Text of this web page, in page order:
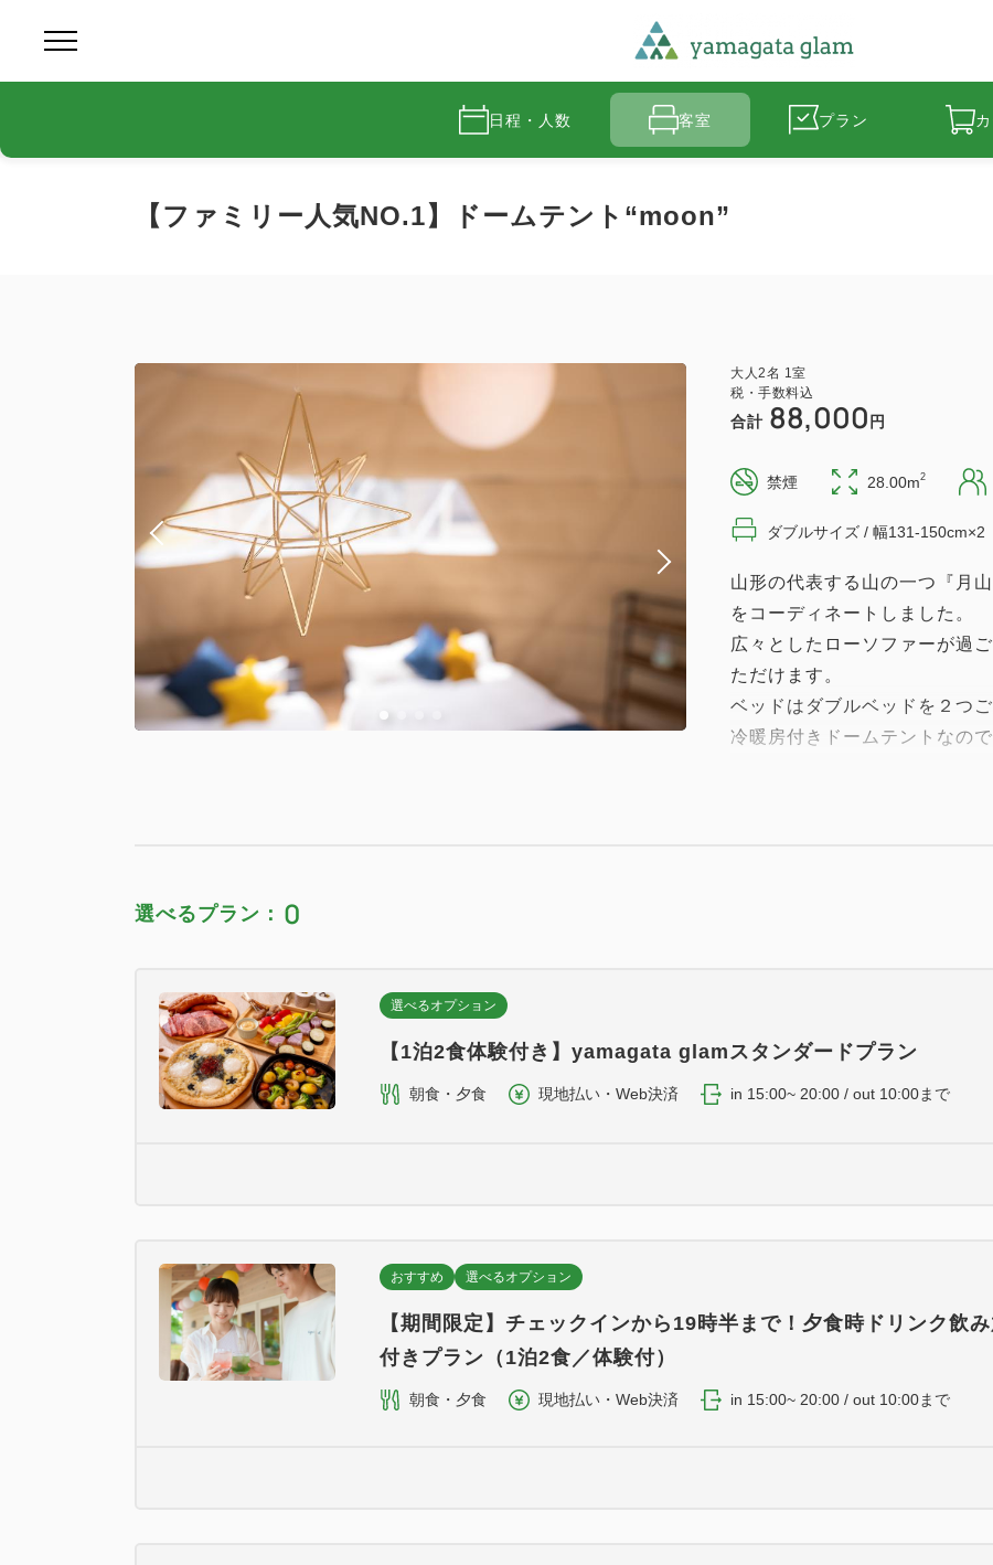
日程・人数 客室 プラン カ
【ファミリー人気NO.1】ドームテント“moon”
大人2名 1室
税・手数料込
合計 88,000 円
禁煙 28.00m2
ダブルサイズ / 幅131-150cm×2
山形の代表する山の一つ『月
をコーディネートしました。
広々としたローソファーが過
ただけます。
ベッドはダブルベッドを２つ
冷暖房付きドームテントなの
※5名でご利用の場合は、別
選べるプラン： 0
選べるオプション
【1泊2食体験付き】yamagata glamスタンダードプラン
朝食・夕食 現地払い・Web決済 in 15:00~ 20:00 / out 10:00まで
おすすめ 選べるオプション
【期間限定】チェックインから19時半まで！夕食時ドリンク飲
付きプラン（1泊2食／体験付）
朝食・夕食 現地払い・Web決済 in 15:00~ 20:00 / out 10:00まで